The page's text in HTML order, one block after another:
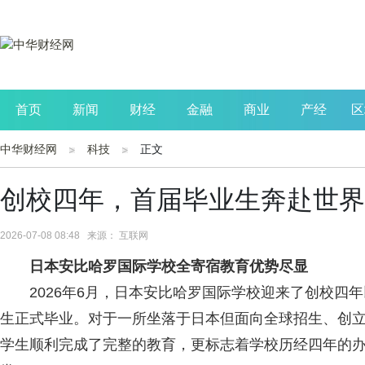
首页 新闻 财经 金融 商业 产经
公司 生活 读书
中华财经网 科技 正文
创校四年，首届毕业生奔赴世
2026-07-08 08:48 来源： 互联网
日本安比哈罗国际学校全寄宿教育优势尽显
2026年6月，日本安比哈罗国际学校迎来了创校四
生正式毕业。对于一所坐落于日本但面向全球招生、创
学生顺利完成了完整的教育，更标志着学校历经四年的